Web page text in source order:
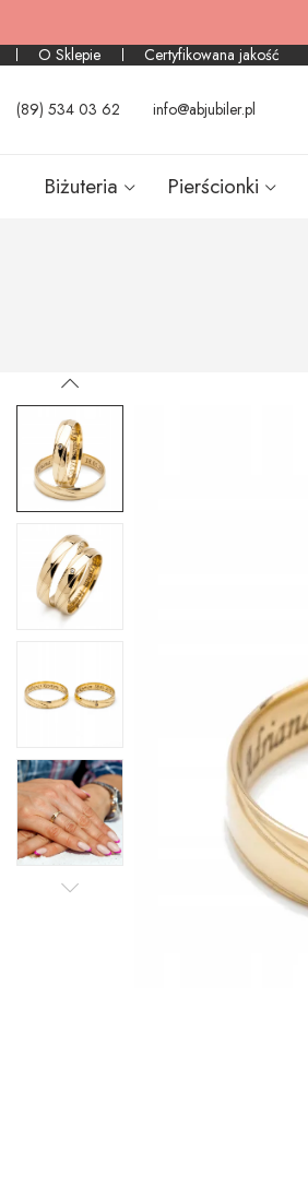
O Sklepie
Certyfikowana jakość
(89) 534 03 62 info@abjubiler.pl
Biżuteria Pierścionki